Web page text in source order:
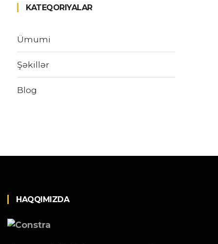
KATEQORIYALAR
Ümumi
Şəkillər
Blog
HAQQIMIZDA